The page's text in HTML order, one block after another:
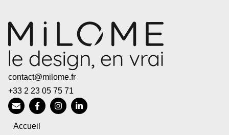
Accueil
contact@milome.fr
+33 2 23 05 75 71